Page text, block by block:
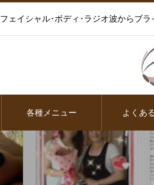
フェイシャル･ボディ･ラジオ波からブ
各種メニュー よくあ